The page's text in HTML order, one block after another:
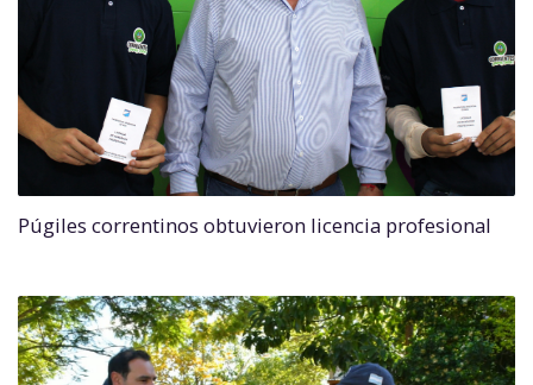
Púgiles correntinos obtuvieron licencia profesional